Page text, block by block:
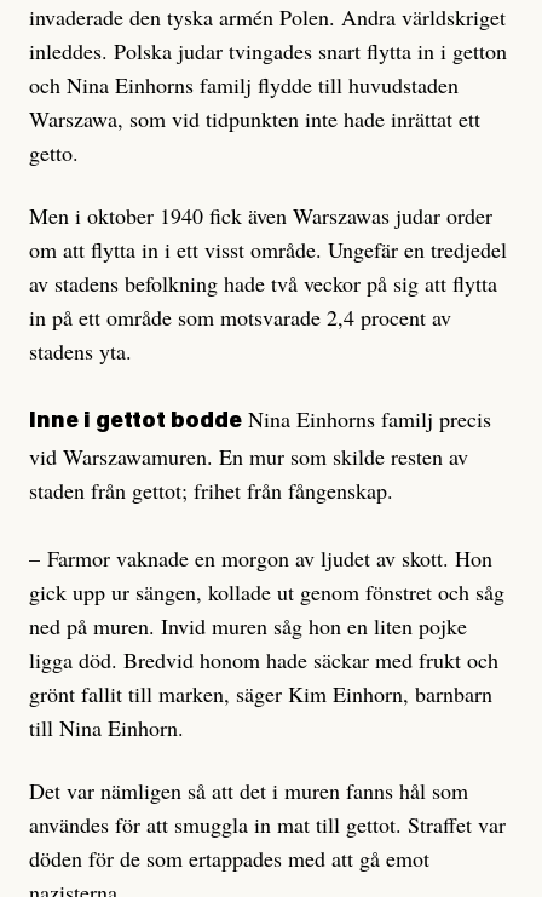
invaderade den tyska armén Polen. Andra världskriget
inleddes. Polska judar tvingades snart flytta in i getton
och Nina Einhorns familj flydde till huvudstaden
Warszawa, som vid tidpunkten inte hade inrättat ett
getto.
Men i oktober 1940 fick även Warszawas judar order
om att flytta in i ett visst område. Ungefär en tredjedel
av stadens befolkning hade två veckor på sig att flytta
in på ett område som motsvarade 2,4 procent av
stadens yta.
Inne i gettot bodde Nina Einhorns familj precis
vid Warszawamuren. En mur som skilde resten av
staden från gettot; frihet från fångenskap.
– Farmor vaknade en morgon av ljudet av skott. Hon
gick upp ur sängen, kollade ut genom fönstret och såg
ned på muren. Invid muren såg hon en liten pojke
ligga död. Bredvid honom hade säckar med frukt och
grönt fallit till marken, säger Kim Einhorn, barnbarn
till Nina Einhorn.
Det var nämligen så att det i muren fanns hål som
användes för att smuggla in mat till gettot. Straffet var
döden för de som ertappades med att gå emot